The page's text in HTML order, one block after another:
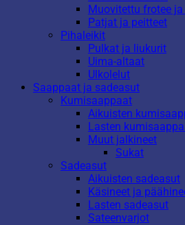
Muovitettu frotee
Patjat ja peitteet
Pihaleikit
Pulkat ja liukurit
Uima-altaat
Ulkolelut
Saappaat ja sadeasut
Kumisaappaat
Aikuisten
Lasten
Muut jalkineet
Sukat
Sadeasut
Aikuisten sadeasut
Käsineet ja
Lasten sadeasut
Sateenvarjot